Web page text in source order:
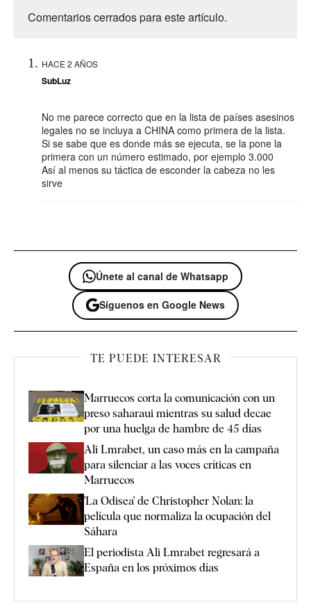
Comentarios cerrados para este artículo.
HACE 2 AÑOS
SubLuz
No me parece correcto que en la lista de países asesinos
legales no se incluya a CHINA como primera de la lista.
Si se sabe que es donde más se ejecuta, se la pone la
primera con un número estimado, por ejemplo 3.000
Así al menos su táctica de esconder la cabeza no les
sirve
Únete al canal de Whatsapp
Síguenos en Google News
TE PUEDE INTERESAR
Marruecos corta la comunicación con un
preso saharaui mientras su salud decae
por una huelga de hambre de 45 días
Ali Lmrabet, un caso más en la campaña
para silenciar a las voces críticas en
Marruecos
'La Odisea' de Christopher Nolan: la
película que normaliza la ocupación del
Sáhara
El periodista Ali Lmrabet regresará a
España en los próximos días